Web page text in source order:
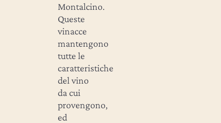
Montalcino.
Queste
vinacce
mantengono
tutte le
caratteristiche
del vino
da cui
provengono,
ed